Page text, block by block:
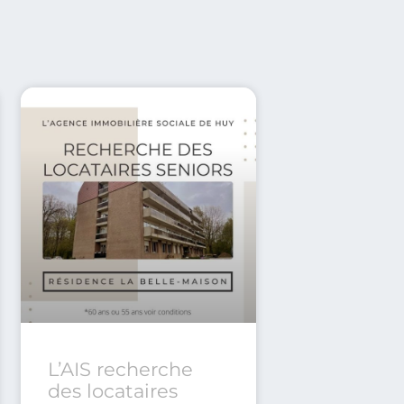
L’AIS recherche
des locataires